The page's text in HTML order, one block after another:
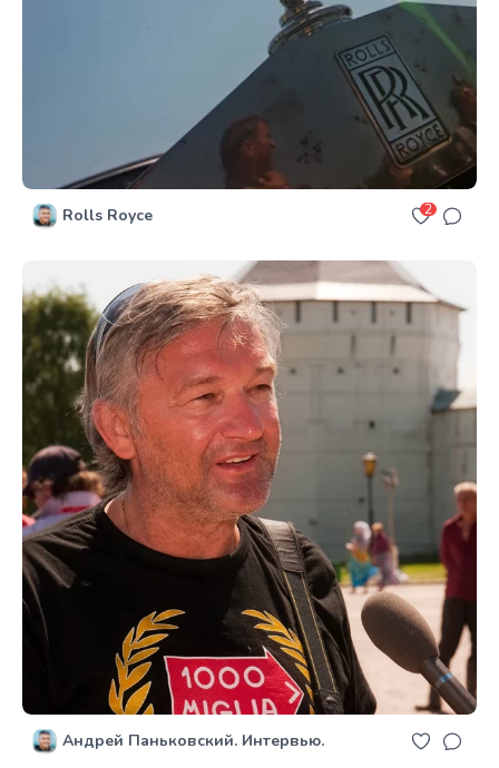
Rolls Royce 2
Андрей Паньковский. Интервью.